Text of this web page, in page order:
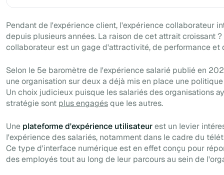
Pendant de l'expérience client, l'expérience collaborateur
depuis plusieurs années. La raison de cet attrait croissant
collaborateur est un gage d'attractivité, de performance et
Selon le 5e baromètre de l'expérience salarié publié en
une organisation sur deux a déjà mis en place une
Un choix judicieux puisque les salariés des organisations
stratégie sont plus engagésque les autres.
Une plateforme d'expérience utilisateurest un levier
l'expérience des salariés, notamment dans le cadre du
Ce type d'interface numérique est en effet conçu pour
des employés tout au long de leur parcours au sein de